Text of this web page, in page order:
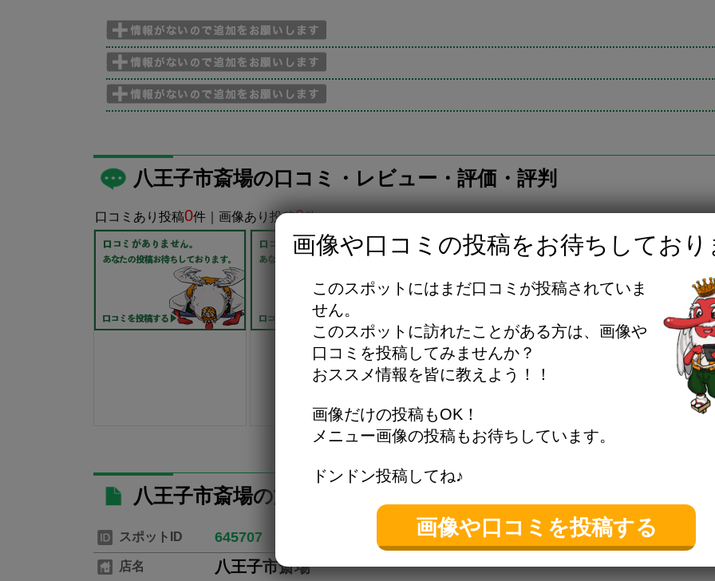
八王子市斎場の口コミ・レビュー・評価・評判
口コミあり投稿0件｜画像あり投稿0件
八王子市斎場の施設詳細情報
スポットID 645707
店名 八王子市斎場
画像や口コミの投稿をお待ちしており
このスポットにはまだ口コミが投稿されていま
せん。
このスポットに訪れたことがある方は、画像や
口コミを投稿してみませんか？
おススメ情報を皆に教えよう！！
画像だけの投稿もOK！
メニュー画像の投稿もお待ちしています。
ドンドン投稿してね♪
画像や口コミを投稿する